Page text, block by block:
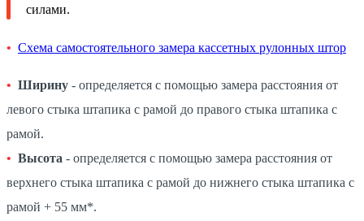
силами.
Схема самостоятельного замера кассетных рулонных штор
Ширину - определяется с помощью замера расстояния от
левого стыка штапика с рамой до правого стыка штапика с
рамой.
Высота - определяется с помощью замера расстояния от
верхнего стыка штапика с рамой до нижнего стыка штапика с
рамой + 55 мм*.